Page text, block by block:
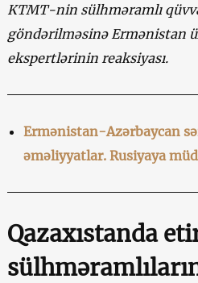
KTMT-nin sülhməramlı
göndərilməsinə Ermənistan
ekspertlərinin reaksiyası.
Ermənistan-Azərbaycan
əməliyyatlar. Rusiyaya
Qazaxıstanda